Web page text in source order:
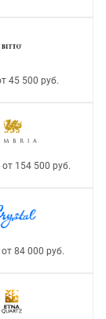
45 500 руб.
от 154 500 руб.
от 84 000 руб.